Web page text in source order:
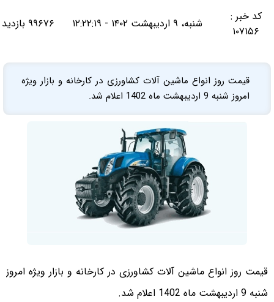
کد خبر :
۱۰۷۱۵۶
شنبه، ۹ اردیبهشت ۱۴۰۲ - ۱۲:۲۲:۱۹ ۹۹۶۷۶ بازدید
قیمت روز انواع ماشین آلات کشاورزی در کارخانه و بازار ویژه
امروز شنبه 9 اردیبهشت ماه 1402 اعلام شد.
قیمت روز انواع ماشین آلات کشاورزی در کارخانه و بازار ویژه امروز
شنبه 9 اردیبهشت ماه 1402 اعلام شد.